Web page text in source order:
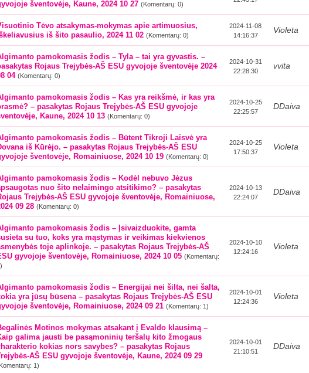
šventovėje, Kaune, 2024 10 27 (Komentarų: 0)
Tėvo atsakymas-mokymas apie artimuosius,
iš šito pasaulio, 2024 11 02 (Komentarų: 0)
2024-11-08
14:16:37
Violeta
pamokomasis žodis – Tyla – tai yra gyvastis. –
Rojaus Trejybės-AŠ ESU gyvojoje šventovėje 2024
04 (Komentarų: 0)
2024-10-31
22:28:30
vvita
pamokomasis žodis – Kas yra reikšmė, ir kas yra
– pasakytas Rojaus Trejybės-AŠ ESU gyvojoje
Kaune, 2024 10 13 (Komentarų: 0)
2024-10-25
22:25:57
DDaiva
pamokomasis žodis – Būtent Tikroji Laisvė yra
iš Kūrėjo. – pasakytas Rojaus Trejybės-AŠ ESU
šventovėje, Romainiuose, 2024 10 19 (Komentarų: 0)
2024-10-25
17:50:37
Violeta
pamokomasis žodis – Kodėl nebuvo Jėzus
nuo šito nelaimingo atsitikimo? – pasakytas
Trejybės-AŠ ESU gyvojoje šventovėje, Romainiuose,
09 28 (Komentarų: 0)
2024-10-13
22:24:07
DDaiva
pamokomasis žodis – Įsivaizduokite, gamta
su tuo, koks yra mąstymas ir veikimas kiekvienos
toje aplinkoje. – pasakytas Rojaus Trejybės-AŠ
gyvojoje šventovėje, Romainiuose, 2024 10 05 (Komentarų:
2024-10-10
12:24:16
Violeta
pamokomasis žodis – Energijai nei šilta, nei šalta,
yra jūsų būsena – pasakytas Rojaus Trejybės-AŠ ESU
šventovėje, Romainiuose, 2024 09 21 (Komentarų: 1)
2024-10-01
12:24:36
Violeta
Motinos mokymas atsakant į Evaldo klausimą –
galima jausti be pasąmoninių teršalų kito žmogaus
kokias nors savybes? – pasakytas Rojaus
AŠ ESU gyvojoje šventovėje, Kaune, 2024 09 29
1)
2024-10-01
21:10:51
DDaiva